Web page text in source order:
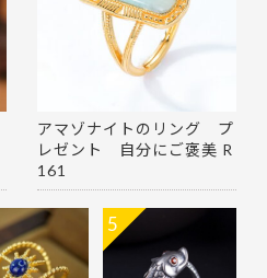
アマゾナイトのリング プ
レゼント 自分にご褒美 R
161
5